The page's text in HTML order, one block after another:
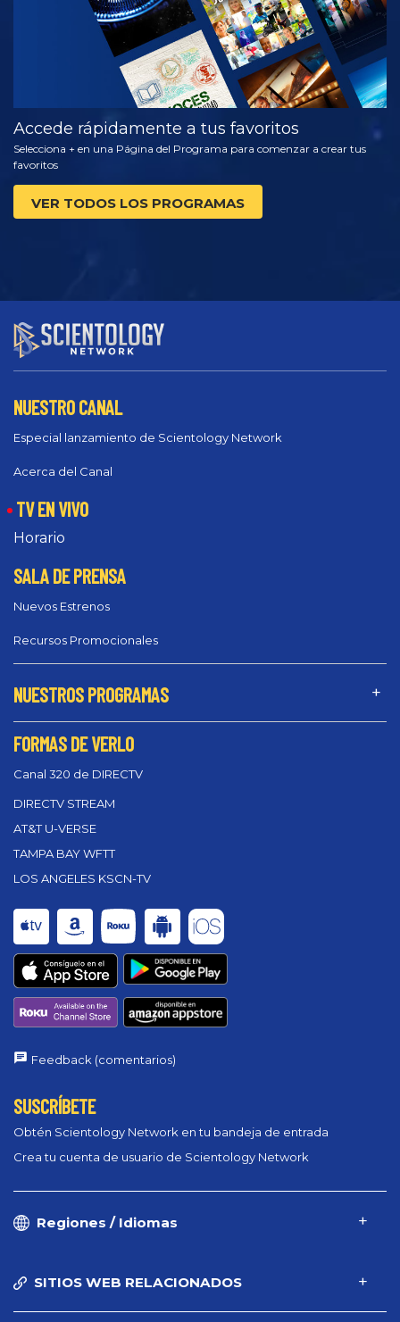
Accede rápidamente a tus favoritos
Selecciona + en una Página del Programa para comenzar a crear tus
favoritos
VER TODOS LOS PROGRAMAS
NUESTRO CANAL
Especial lanzamiento de Scientology Network
Acerca del Canal
TV EN VIVO
Horario
SALA DE PRENSA
Nuevos Estrenos
Recursos Promocionales
NUESTROS PROGRAMAS
FORMAS DE VERLO
Canal 320 de DIRECTV
DIRECTV STREAM
AT&T U-VERSE
TAMPA BAY WFTT
LOS ANGELES KSCN-TV
Feedback (comentarios)
SUSCRÍBETE
Obtén Scientology Network en tu bandeja de entrada
Crea tu cuenta de usuario de Scientology Network
Regiones / Idiomas
SITIOS WEB RELACIONADOS